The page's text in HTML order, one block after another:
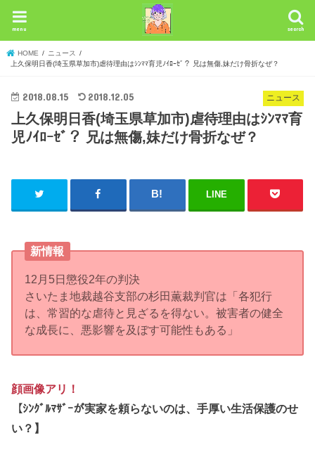
search
menu
HOME
ニュース
上久保明日香(埼玉県草加市)虐待理由はｼﾝﾏﾏ育児ﾉｲﾛｰｾﾞ？ 兄は無傷,妹だけ骨折なぜ？
ニュース
2018.08.15 2018.12.05
上久保明日香(埼玉県草加市)虐待理由はｼﾝﾏﾏ育
児ﾉｲﾛｰｾﾞ？ 兄は無傷,妹だけ骨折なぜ？
LINE
新情報
12月5日懲役2年の判決
さいたま地裁越谷支部の杉田薫裁判官は「各犯行
は、常習的な虐待と見ざるを得ない。被害者の健全
な成長に、悪影響を及ぼす可能性もある」
顔画像アリ！
【ｼﾝｸﾞﾙﾏｻﾞｰが実家を頼らないのは、手厚い生活保護のせ
い？】